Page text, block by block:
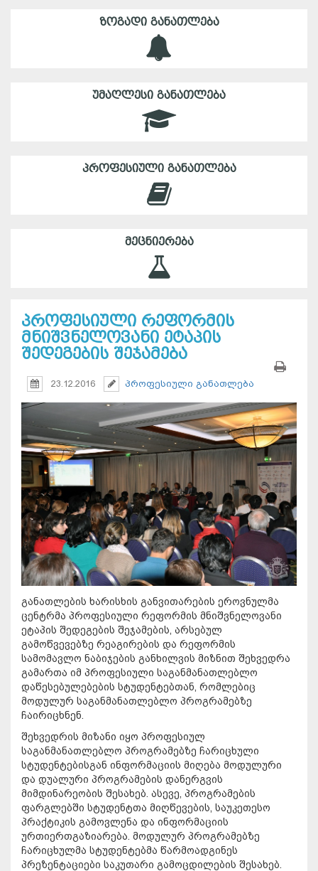
ᲖᲝᲒᲐᲓᲘ ᲒᲐᲜᲐᲗᲚᲔᲑᲐ
ᲣᲛᲐᲦᲚᲔᲡᲘ ᲒᲐᲜᲐᲗᲚᲔᲑᲐ
ᲞᲠᲝᲤᲔᲡᲘᲣᲚᲘ ᲒᲐᲜᲐᲗᲚᲔᲑᲐ
ᲛᲔᲪᲜᲘᲔᲠᲔᲑᲐ
პროფესიული რეფორმის
მნიშვნელოვანი ეტაპის
შედეგების შეჯამება
23.12.2016 პროფესიული განათლება
განათლების ხარისხის განვითარების ეროვნულმა
ცენტრმა პროფესიული რეფორმის მნიშვნელოვანი
ეტაპის შედეგების შეჯამების, არსებულ
გამოწვევებზე რეაგირების და რეფორმის
სამომავლო ნაბიჯების განხილვის მიზნით შეხვედრა
გამართა იმ პროფესიული საგანმანათლებლო
დაწესებულებების სტუდენტებთან, რომლებიც
მოდულურ საგანმანათლებლო პროგრამებზე
ჩაირიცხნენ.
შეხვედრის მიზანი იყო პროფესიულ
საგანმანათლებლო პროგრამებზე ჩარიცხული
სტუდენტებისგან ინფორმაციის მიღება მოდულური
და დუალური პროგრამების დანერგვის
მიმდინარეობის შესახებ. ასევე, პროგრამების
ფარგლებში სტუდენტთა მიღწევების, საუკეთესო
პრაქტიკის გამოვლენა და ინფორმაციის
ურთიერთგაზიარება. მოდულურ პროგრამებზე
ჩარიცხულმა სტუდენტებმა წარმოადგინეს
პრეზენტაციები საკუთარი გამოცდილების შესახებ.